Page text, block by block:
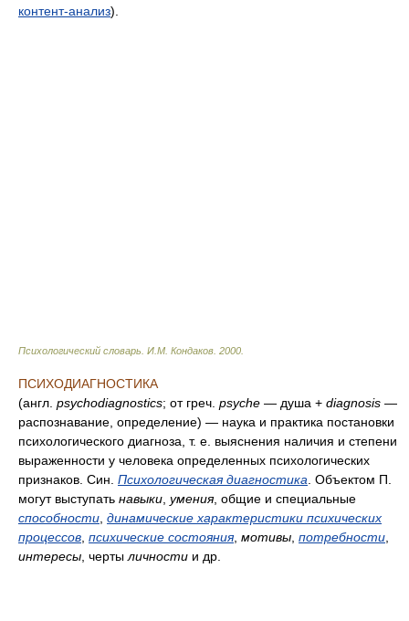
контент-анализ).
Психологический словарь И.М. Кондаков 2000
ПСИХОДИАГНОСТИКА
(англ. psychodiagnostics; от греч. psyche — душа + diagnosis —
распознавание, определение) — наука и практика постановки
психологического диагноза, т. е. выяснения наличия и степени
выраженности у человека определенных психологических
признаков. Син. Психологическая диагностика . Объектом П.
могут выступать навыки умения, общие и специальные
способности динамические характеристики психических
процессов психические состояния, мотивы потребности
интересы , черты личности и др.